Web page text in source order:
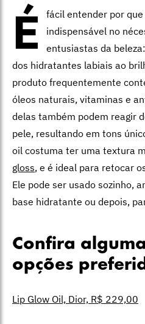
É fácil entender por que
indispensável no
entusiastas da
dos hidratantes labiais ao
produto frequentemente
óleos naturais, vitaminas e
delas também podem reagir
pele, resultando em tons
oil costuma ter uma textura
gloss, e é ideal para retocar
Ele pode ser usado sozinho,
base hidratante ou depois,
Confira
opções
Lip Glow Oil, Dior, R$ 229,00